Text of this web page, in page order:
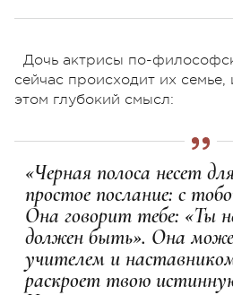
Дочь актрисы по-
сейчас происходит их семье,
этом глубокий смысл:
«Черная полоса несет
простое послание: с
Она говорит тебе: «Ты
должен быть». Она
учителем и
раскроет твою